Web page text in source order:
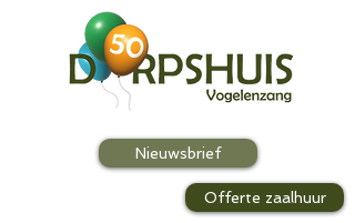
Offerte zaalhuur
Nieuwsbrief